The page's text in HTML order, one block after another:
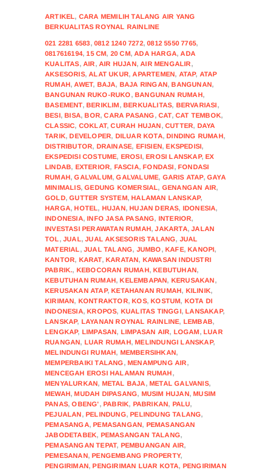
ARTIKEL, CARA MEMILIH TALANG AIR YANG
BERKUALITAS ROYNAL RAINLINE
021 2281 6583,0812 1240 7272,0812 5550 7765,
0817616194,15 CM, 20 CM,ADA HARGA,ADA
KUALITAS,AIR,AIR HUJAN,AIR MENGALIR,
AKSESORIS,ALAT UKUR,APARTEMEN, ATAP, ATAP
RUMAH,AWET, BAJA, BAJA RINGAN,BANGUNAN,
BANGUNAN RUKO-RUKO ,BANGUNAN RUMAH,
BASEMENT,BERIKLIM,BERKUALITAS, BERVARIASI,
BESI,BISA,BOR,CARA PASANG ,CAT,CAT TEMBOK,
CLASSIC, COKLAT,CURAH HUJAN,CUTTER, DAYA
TARIK,DEVELOPER, DILUAR KOTA,DINDING RUMAH,
DISTRIBUTOR, DRAINASE, EFISIEN,EKSPEDISI,
EKSPEDISI COSTUME, EROSI,EROSI LANSKAP,EX
LINDAB, EXTERIOR, FASCIA,FONDASI,FONDASI
RUMAH,GALVALUM,GALVALUME, GARIS ATAP,GAYA
MINIMALIS,GEDUNG KOMERSIAL, GENANGAN AIR,
GOLD,GUTTER SYSTEM,HALAMAN LANSKAP,
HARGA,HOTEL, HUJAN,HUJAN DERAS, IDONESIA,
INDONESIA,INFO JASA PASANG, INTERIOR,
INVESTASI PERAWATAN RUMAH,JAKARTA,JALAN
TOL ,JUAL,JUAL AKSESORIS TALANG, JUAL
MATERIAL ,JUAL TALANG, JUMBO ,KAFE,KANOPI,
KANTOR, KARAT,KARATAN, KAWASAN INDUSTRI
PABRIK., KEBOCORAN RUMAH,KEBUTUHAN,
KEBUTUHAN RUMAH,KELEMBAPAN, KERUSAKAN,
KERUSAKAN ATAP,KETAHANAN RUMAH, KILINIK,
KIRIMAN, KONTRAKTOR,KOS,KOSTUM, KOTA DI
INDONESIA,KROPOS, KUALITAS TINGGI,LANSAKAP,
LANSKAP, LAYANAN ROYNAL RAINLINE, LEMBAB,
LENGKAP, LIMPASAN, LIMPASAN AIR, LOGAM,LUAR
RUANGAN, LUAR RUMAH,MELINDUNGI LANSKAP,
MELINDUNGI RUMAH, MEMBERSIHKAN,
MEMPERBAIKI TALANG ,MENAMPUNG AIR,
MENCEGAH EROSI HALAMAN RUMAH,
MENYALURKAN, METAL BAJA,METAL GALVANIS,
MEWAH,MUDAH DIPASANG, MUSIM HUJAN,MUSIM
PANAS,OBENG' ,PABRIK, PABRIKAN, PALU,
PEJUALAN,PELINDUNG,PELINDUNG TALANG,
PEMASANGA,PEMASANGAN, PEMASANGAN
JABODETABEK, PEMASANGAN TALANG,
PEMASANGAN TEPAT, PEMBUANGAN AIR,
PEMESANAN,PENGEMBANG PROPERTY,
PENGIRIMAN,PENGIRIMAN LUAR KOTA, PENGIRIMAN